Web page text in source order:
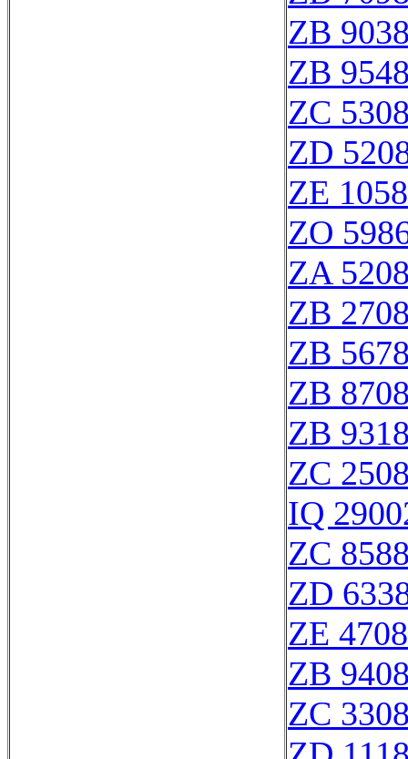
ZB
ZB
ZC
ZD
ZE
ZO
ZA
ZB
ZB
ZB
ZB
ZC
IQ
ZC
ZD
ZE
ZB
ZC